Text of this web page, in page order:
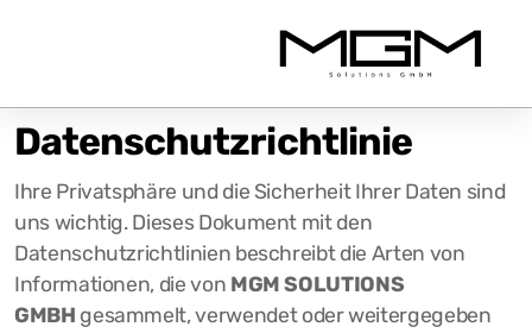
Datenschutzrichtlinie
Ihre Privatsphäre und die Sicherheit Ihrer Daten sind
uns wichtig. Dieses Dokument mit den
Datenschutzrichtlinien beschreibt die Arten von
Informationen, die von MGM SOLUTIONS
GMBH gesammelt, verwendet oder weitergegeben